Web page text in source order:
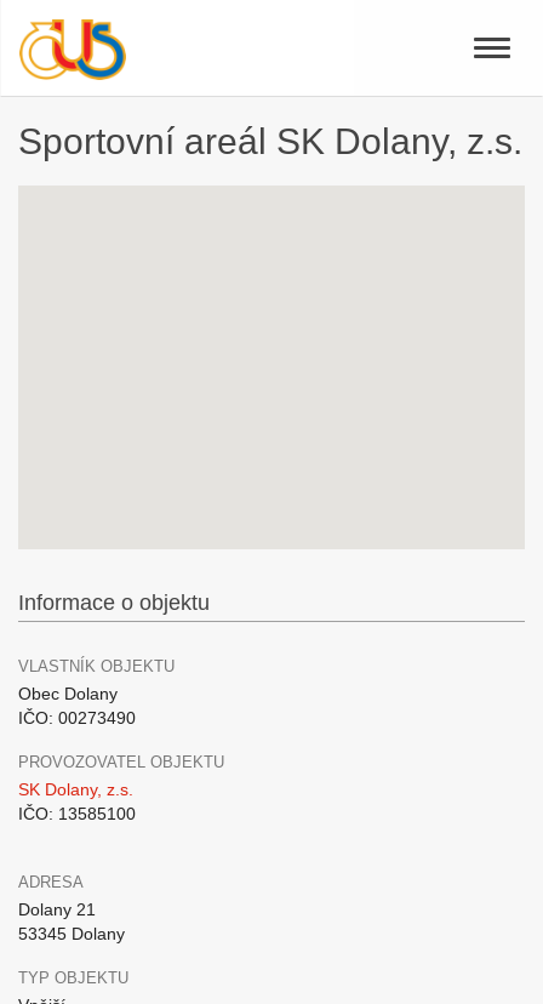
Toggle
Sportovní areál SK Dolany, z.s.
Informace o objektu
VLASTNÍK OBJEKTU
Obec Dolany
IČO: 00273490
PROVOZOVATEL OBJEKTU
SK Dolany, z.s.
IČO: 13585100
ADRESA
Dolany 21
53345 Dolany
TYP OBJEKTU